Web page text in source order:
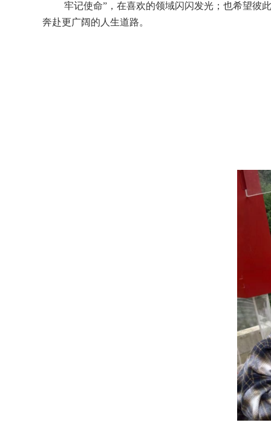
牢记使命”，在喜欢的领域闪闪发光；也希望彼
奔赴更广阔的人生道路。